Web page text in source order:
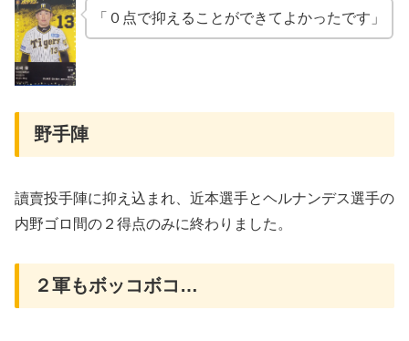
「０点で抑えることができてよかったです」
野手陣
讀賣投手陣に抑え込まれ、近本選手とヘルナンデス選手の
内野ゴロ間の２得点のみに終わりました。
２軍もボッコボコ…